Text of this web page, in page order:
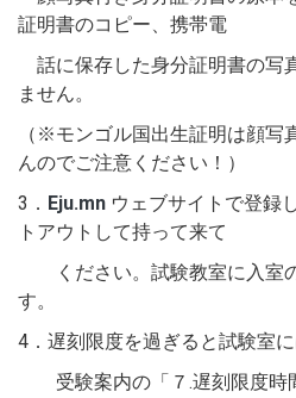
証明書のコピー、携帯電
話に保存した身分証明書の写
ません。
（※モンゴル国出生証明は顔写
んのでご注意ください！）
3． Eju.mn ウェブサイトで登録
トアウトして持って来て
ください。試験教室に入室
す。
4．遅刻限度を過ぎると試験室に
受験案内の「７.遅刻限度時